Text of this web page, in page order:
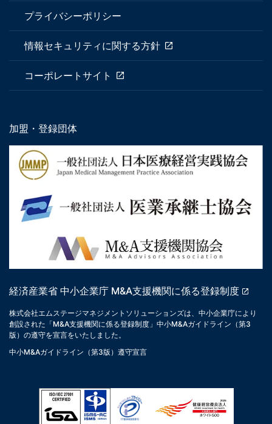
プライバシーポリシー
情報セキュリティに関する方針
コーポレートサイト
加盟・登録団体
経済産業省 中小企業庁 M&A支援機関に係る登録制度
株式会社エムステージマネジメントソリューションズは、中小企業庁により
創設された「M&A支援機関に係る登録制度」中小M&Aガイドライン（第3
版）の遵守を宣言をいたしました。
中小M&Aガイドライン（第3版）遵守宣言